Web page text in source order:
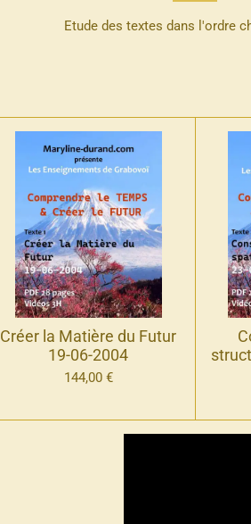
Etude des textes dans l'ordre
Créer la Matière du Futur
19-06-2004
144,00 €